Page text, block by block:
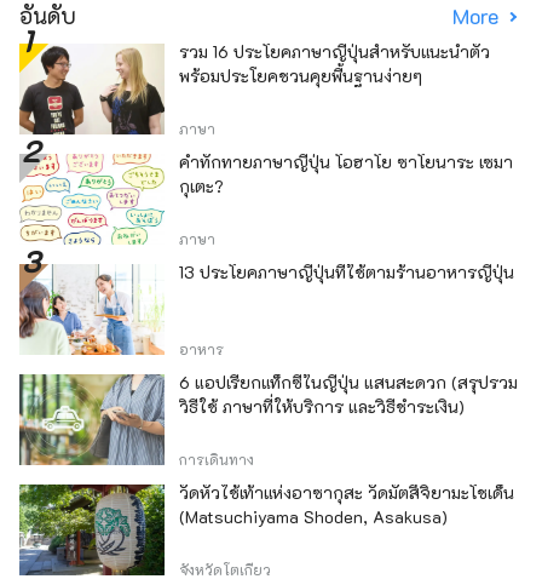
อันดับ More
รวม 16 ประโยคภาษาญี่ปุ่นสำหรับแนะนำตัว
พร้อมประโยคชวนคุยพื้นฐานง่ายๆ
ภาษา
คำทักทายภาษาญี่ปุ่น โอฮาโย ซาโยนาระ เซมา
กุเตะ?
ภาษา
13 ประโยคภาษาญี่ปุ่นที่ใช้ตามร้านอาหารญี่ปุ่น
อาหาร
6 แอปเรียกแท็กซี่ในญี่ปุ่น แสนสะดวก (สรุปรวม
วิธีใช้ ภาษาที่ให้บริการ และวิธีชำระเงิน)
การเดินทาง
วัดหัวไช้เท้าแห่งอาซากุสะ วัดมัตสึจิยามะโชเด็น
(Matsuchiyama Shoden, Asakusa)
จังหวัดโตเกียว